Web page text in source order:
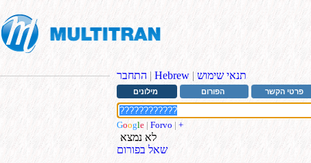
התחבר | Hebrew | תנאי שימוש
מילונים הפורום פרטי הקשר
Google | Forvo | +
לא נמצא
שאל בפורום